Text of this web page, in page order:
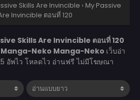
Skills Are Invincible › My Passive
Invincible ตอนที่ 120
Skills Are Invincible ตอนที่ 120
Manga-Neko Manga-Neko เว็บอ่า
อัพไว โหลดไว อ่านฟรี ไม่มีโฆษณา